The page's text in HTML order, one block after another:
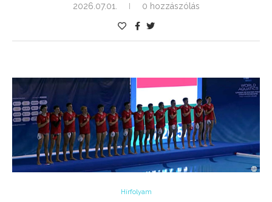
2026.07.01. 0 hozzászólás
Hírfolyam